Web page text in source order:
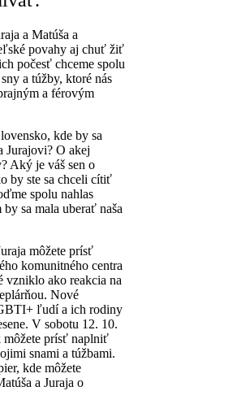
a Matúša a
povahy aj chuť žiť
počesť chceme spolu
a túžby, ktoré nás
a férovým
kde by sa
Jurajovi? O akej
Aký je váš sen o
by ste sa chceli cítiť
spolu nahlas
sa mala uberať naša
môžete prísť
komunitného centra
ako reakcia na
Nové
ľudí a ich rodiny
V sobotu 12. 10.
môžete prísť naplniť
snami a túžbami.
kde môžete
a Juraja o